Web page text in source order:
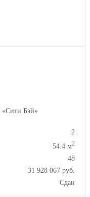
«Сити Бэй»
2
54.4 м2
48
31 928 067 руб.
Сдан